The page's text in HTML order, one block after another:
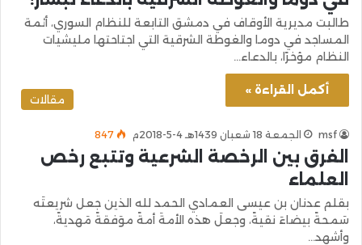
طالبت مديرية الأوقاف في دمشق التابعة للنظام السوري، أئمة
المساجد في دوما والغوطة الشرقية التي اجتاحتها مليشيات
النظام مؤخرًا، بالدعاء…
أكمل القراءة »
مقالات
msf الجمعة 18 شعبان 1439هـ 4-5-2018م 847
الفرق بين الرخصة الشرعية وتتبع رخص
العلماء
بقلم عدنان بن عيسى العمادي الحمد لله الذين جعل شريعتَه
سَمحةً بيضاءَ نقيةً، وجعلَ هذه الأمةَ أمةً موَفقةً مَهديةً،
وأشهد…